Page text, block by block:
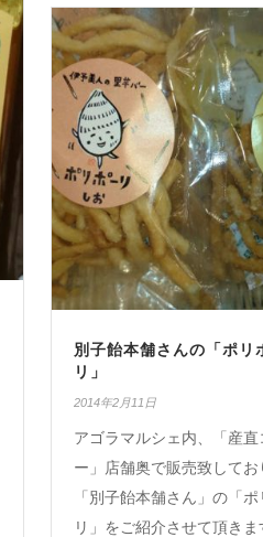
別子飴本舗さんの「ポリ
リ」
2014年2月11日
アゴラマルシェ内、「産直
ー」店舗奥で販売致して
「別子飴本舗さん」の「
リ」をご紹介させて頂きま